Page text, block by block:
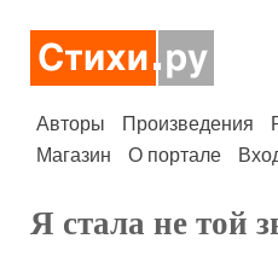
Авторы Произведения
Магазин
О портале
Я стала не той